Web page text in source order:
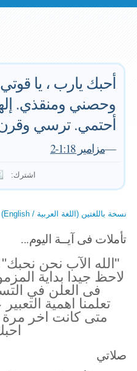
أحبك يارب ، يا
وحصني ومنقذي.
أحتمي. ترسي
—مزامير 1:18-2
اشترك:
نسخة باللغتين (اللغة العربية / English)
تأملات فى آيــة اليوم...
"الله الآب نحن
لاحظ جيدا بداية
فى العلن في
تعلمنا اهمية
متى كانت اخر مرة
صلاتي